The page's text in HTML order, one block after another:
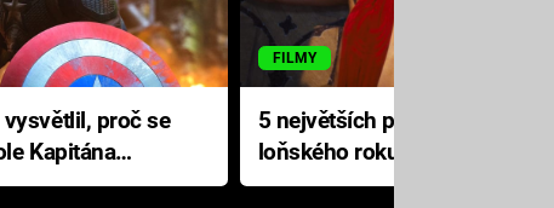
vysvětlil, proč se
Kapitána
FILMY
5 největších propadáků
loňského roku: Disney na
jediné katastrofě prodělal 200